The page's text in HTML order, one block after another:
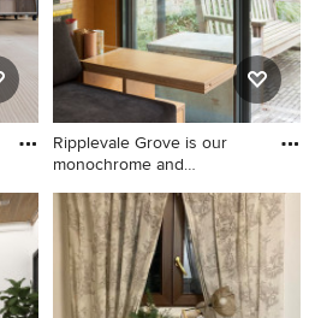
Ripplevale Grove is our
monochrome and
Inspiration för små moderna
hemmastudior, med gula
väggar, ett inbyggt skrivbord
och grått golv